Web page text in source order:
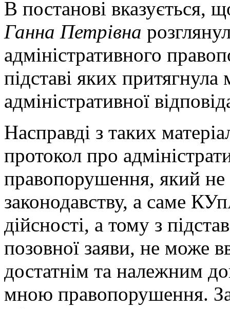
В постанові вказується,
Ганна Петрівна
адміністративного
підставі яких притягнула
адміністративної
Насправді з таких
протокол про
правопорушення, який не
законодавству, а саме
дійсності, а тому з
позовної заяви, не може
достатнім та належним
мною правопорушення.